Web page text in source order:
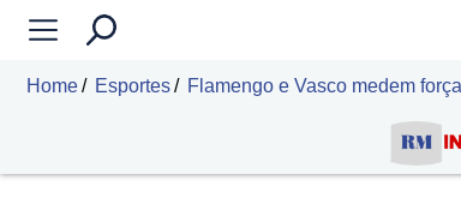
Home Esportes Flamengo e Vasco medem